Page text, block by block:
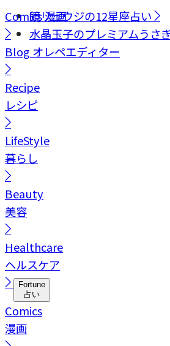
鏡リュウジの12星座占い
水晶玉子のプレミアムうさ
Comics漫画
Blog オレペエディター
Recipe
レシピ
LifeStyle
暮らし
Beauty
美容
Healthcare
ヘルスケア
Fortune
占い
Comics
漫画